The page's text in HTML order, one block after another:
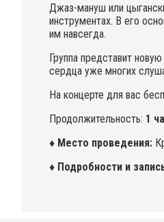
Джаз-мануш или
инструментах. В его
им навсегда.
Группа представит
сердца уже многих
На концерте для вас
Продолжительность: 1
♦ Место проведения:
♦ Подробности и